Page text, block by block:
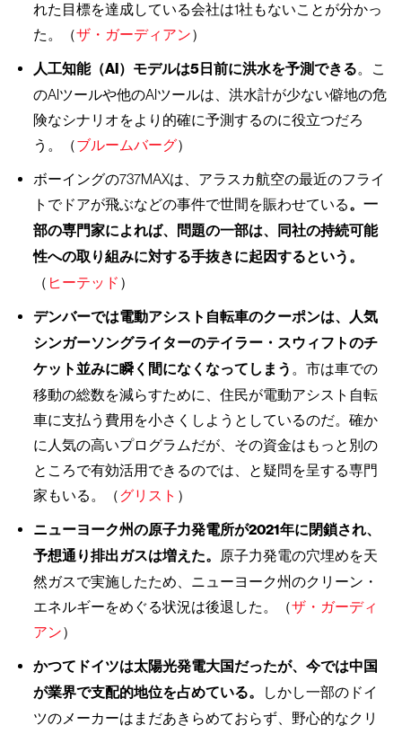
れた目標を達成している会社は1社もないことが分かっ
た。（ザ・ガーディアン）
人工知能（AI）モデルは5日前に洪水を予測できる。こ
のAIツールや他のAIツールは、洪水計が少ない僻地の危
険なシナリオをより的確に予測するのに役立つだろ
う。（ブルームバーグ）
ボーイングの737MAXは、アラスカ航空の最近のフライ
トでドアが飛ぶなどの事件で世間を賑わせている。一
部の専門家によれば、問題の一部は、同社の持続可能
性への取り組みに対する手抜きに起因するという。
（ ヒーテッド ）
デンバーでは電動アシスト自転車のクーポンは、人気
シンガーソングライターのテイラー・スウィフトのチ
ケット並みに瞬く間になくなってしまう 。市は車での
移動の総数を減らすために、住民が電動アシスト自転
車に支払う費用を小さくしようとしているのだ。確か
に人気の高いプログラムだが、その資金はもっと別の
ところで有効活用できるのでは、と疑問を呈する専門
家もいる。（グリスト ）
ニューヨーク州の原子力発電所が2021年に閉鎖され、
予想通り排出ガスは増えた。
原子力発電の穴埋めを天
然ガスで実施したため、ニューヨーク州のクリーン・
エネルギーをめぐる状況は後退した。（ザ・ガーディ
アン）
かつてドイツは太陽光発電大国だったが、今では中国
が業界で支配的地位を占めている。
しかし一部のドイ
ツのメーカーはまだあきらめておらず、野心的なクリ